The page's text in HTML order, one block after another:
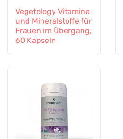
Vegetology Vitamine
und Mineralstoffe für
Frauen im Übergang,
60 Kapseln